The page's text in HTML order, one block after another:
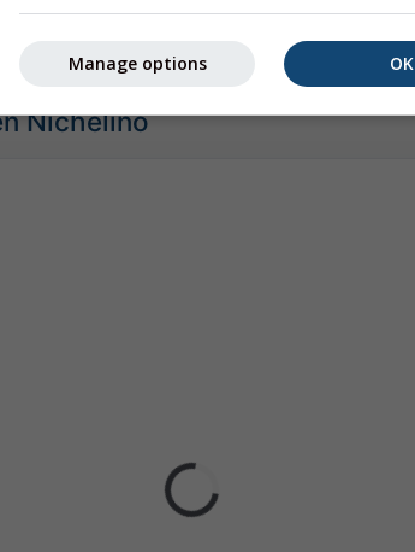
Nichelino
OK
Manage options